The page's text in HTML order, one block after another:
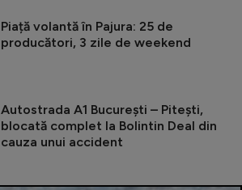
Piață volantă în Pajura: 25 de
producători, 3 zile de weekend
Autostrada A1 București – Pitești,
blocată complet la Bolintin Deal din
cauza unui accident